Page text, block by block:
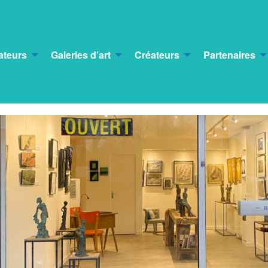
Galeries d’art Créateurs Partenaires